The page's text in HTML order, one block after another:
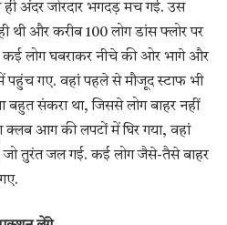
अंदर जोरदार भगदड़ मच गई. उस
थी और करीब 100 लोग डांस फ्लोर पर
लोग घबराकर नीचे की ओर भागे और
पहुंच गए. वहां पहले से मौजूद स्टाफ भी
बहुत संकरा था, जिससे लोग बाहर नहीं
क्लब आग की लपटों में घिर गया, वहां
जो तुरंत जल गई. कई लोग जैसे-तैसे बाहर